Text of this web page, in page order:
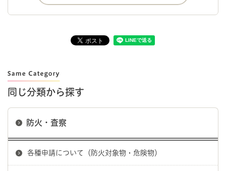
同じ分類から探す
防火・査察
各種申請について（防火対象物・危険物）